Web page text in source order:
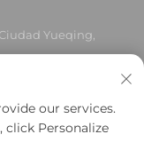
Yueqing,
our services.
click Personalize